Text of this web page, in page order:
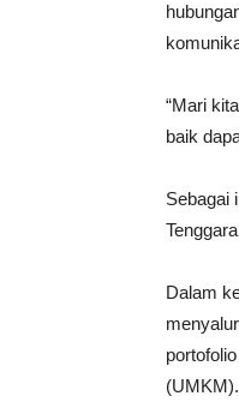
“Mari
baik
Sebagai
Dalam
(UMKM).